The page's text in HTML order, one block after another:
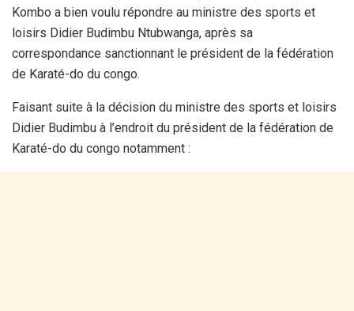
Kombo a bien voulu répondre au ministre des sports et
loisirs Didier Budimbu Ntubwanga, après sa
correspondance sanctionnant le président de la fédération
de Karaté-do du congo.
Faisant suite à la décision du ministre des sports et loisirs
Didier Budimbu à l’endroit du président de la fédération de
Karaté-do du congo notamment :